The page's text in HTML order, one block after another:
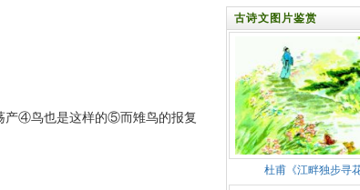
产④鸟也是这样的⑤而雉鸟的报复
古诗文图片鉴赏
杜甫《江畔独步寻